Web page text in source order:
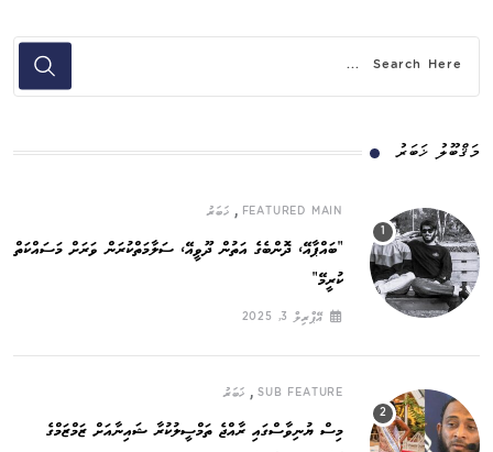
މަޤްބޫލު ޚަބަރު
FEATURED MAIN
, ޚަބަރު
”ބައްޕާއޭ، ދޮންބެގެ އަތުން ދޫވީއޭ، ސަލާމަތްކުރަން ވަރަށް މަސައްކަތް
ކުރީމޭ“
އޭޕްރިލް 3, 2025
SUB FEATURE
, ޚަބަރު
މިސް ޔުނިވާސްގައި ރާއްޖެ ތަމްސީލުކުރާ ޝައިނާއަށް ޒަމްޒަމްގެ